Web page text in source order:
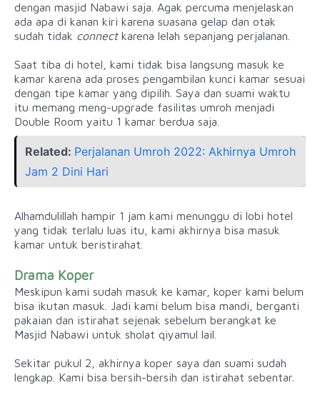
dengan masjid Nabawi saja. Agak percuma menjelaskan
ada apa di kanan kiri karena suasana gelap dan otak
sudah tidak connectkarena lelah sepanjang perjalanan.
Saat tiba di hotel, kami tidak bisa langsung masuk ke
kamar karena ada proses pengambilan kunci kamar sesuai
dengan tipe kamar yang dipilih. Saya dan suami waktu
itu memang meng-upgrade fasilitas umroh menjadi
Double Room yaitu 1 kamar berdua saja.
Related: Perjalanan Umroh 2022: Akhirnya Umroh
Jam 2 Dini Hari
Alhamdulillah hampir 1 jam kami menunggu di lobi hotel
yang tidak terlalu luas itu, kami akhirnya bisa masuk
kamar untuk beristirahat.
Drama Koper
Meskipun kami sudah masuk ke kamar, koper kami belum
bisa ikutan masuk. Jadi kami belum bisa mandi, berganti
pakaian dan istirahat sejenak sebelum berangkat ke
Masjid Nabawi untuk sholat qiyamul lail.
Sekitar pukul 2, akhirnya koper saya dan suami sudah
lengkap. Kami bisa bersih-bersih dan istirahat sebentar.